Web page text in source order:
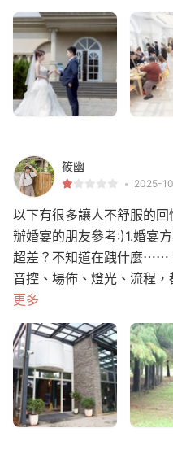
筱幽
2025-
以下有很多讓人不舒服的
辦婚宴的朋友參考:)1.婚宴
超差？不知道在跩什麼⋯⋯
音控、場佈、燈光、流程
更多